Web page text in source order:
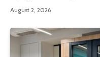
August 2, 2026